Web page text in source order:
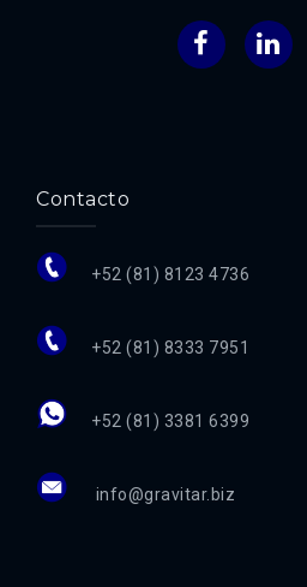
Facebook
Contacto
+52 (81) 8123 4736
+52 (81) 8333 7951
+52 (81) 3381 6399
info@gravitar.biz